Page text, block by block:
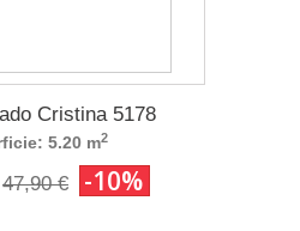
Cristina 5178
5.20 m2
47,90 € -10%